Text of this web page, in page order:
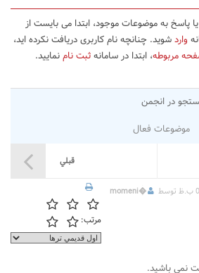
پاسخ به موضوعات موجود، ابتدا می بایست از
واردشوید. چنانچه نام کاربری دریافت نکرده اید،
مربوطه، ابتدا در سامانهثبت نامنمایید.
در انجمن
موضوعات فعال
قبلي
�
momeni
مرتب:
نمي باشيد.